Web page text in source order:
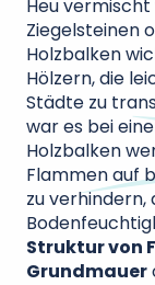
Heu
Ziegelsteinen
Holzbalken
Hölzern, die
Städte zu
war es bei
Holzbalken
Flammen auf
zu verhindern,
Struktur von
Grundmauer